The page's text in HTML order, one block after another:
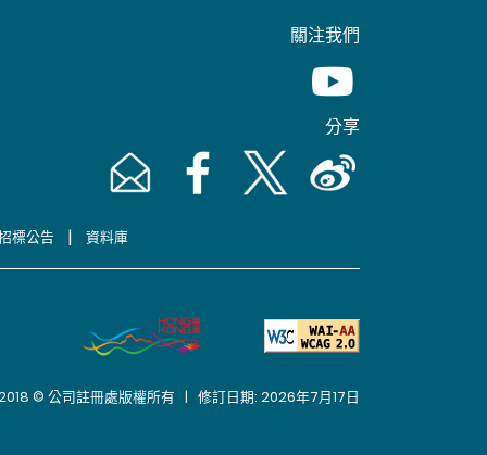
關注我們
Youtube [This link
分享
Email [This link will pop up in a new window]
Facebook [This link will pop up in a
Twitter [This link will pop up
Weibo [This link will
標公告 | 資料庫
© 公司註冊處版權所有 | 修訂日期: 2026年7月17日